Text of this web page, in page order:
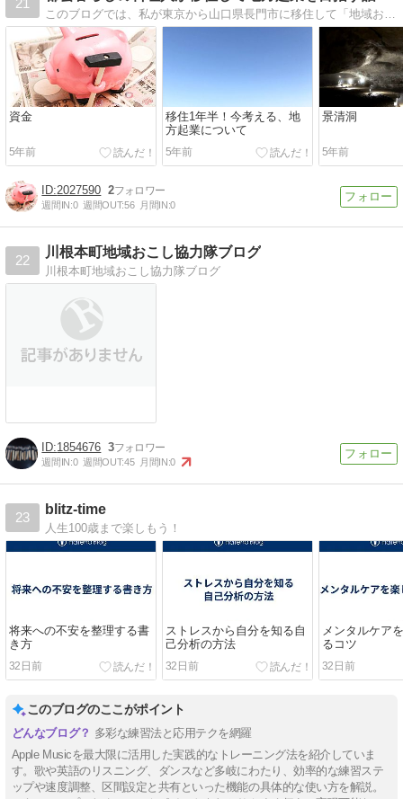
21
このブログでは、私が東京から山口県長門市に移住して「地域おこし協力隊」として活動をしながら「地方起業」を目指す日々を【リアルタイムで投稿】していきます。移住や起業における先輩の皆様、アドバイスや御意見など頂けると幸いです。
資金
5年前
移住1年半！今考える、地
方起業について
5年前
景清洞
5年前
2027590 2
週間IN:0 週間OUT:56 月間IN:0
22
川根本町地域おこし協力隊ブログ
川根本町地域おこし協力隊ブログ
1854676 3
週間IN:0 週間OUT:45 月間IN:0
23
blitz-time
人生100歳まで楽しもう！
将来への不安を整理する書
き方
32日前
ストレスから自分を知る自
己分析の方法
32日前
メンタルケア
るコツ
32日前
このブログのここがポイント
多彩な練習法と応用テクを網羅
Apple Musicを最大限に活用した実践的なトレーニング法を紹介していま
す。歌や英語のリスニング、ダンスなど多岐にわたり、効率的な練習ステ
ップや速度調整、区間設定と共有といった機能の具体的な使い方を解説。